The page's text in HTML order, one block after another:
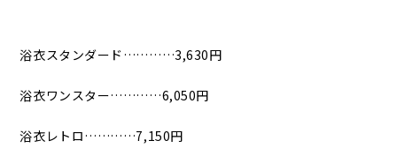
浴衣スタンダード…………3,630円
浴衣ワンスター…………6,050円
浴衣レトロ…………7,150円